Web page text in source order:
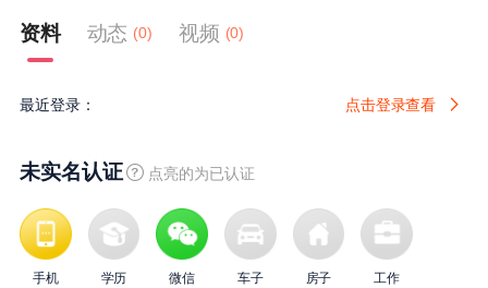
资料 动态 (0) 视频 (0)
最近登录： 点击登录查看
未实名认证 点亮的为已认证
手机 学历 微信 车子 房子 工作